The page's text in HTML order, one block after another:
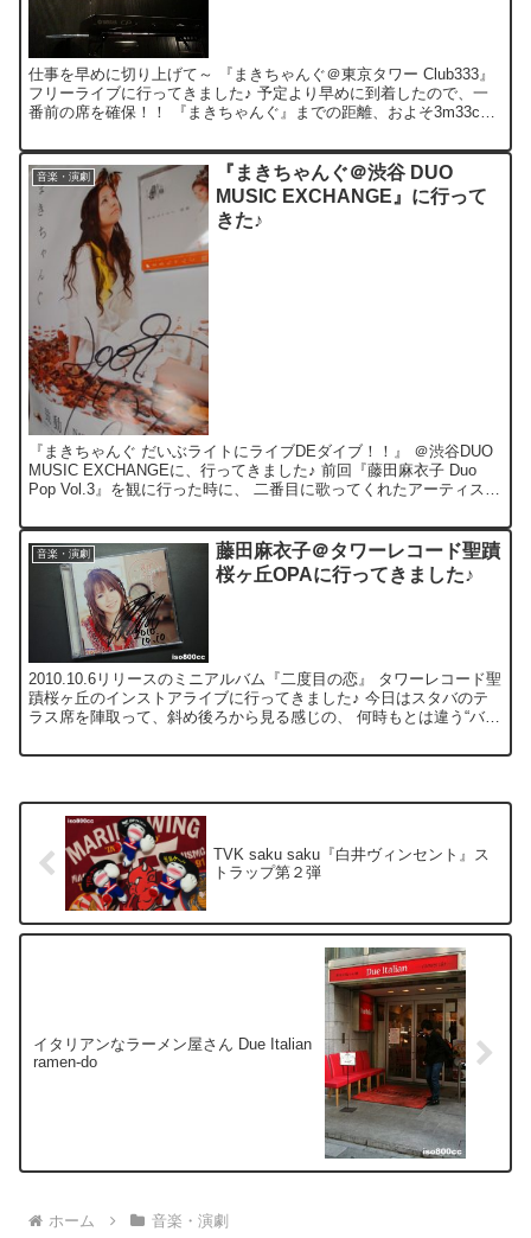
仕事を早めに切り上げて～ 『まきちゃんぐ＠東京タワー Club333』
フリーライブに行ってきました♪ 予定より早めに到着したので、一
番前の席を確保！！ 『まきちゃんぐ』までの距離、およそ3m33cm↑
音楽・演劇
『まきちゃんぐ＠渋谷 DUO
MUSIC EXCHANGE』に行って
きた♪
『まきちゃんぐ だいぶライトにライブDEダイブ！！』 ＠渋谷DUO
MUSIC EXCHANGEに、行ってきました♪ 前回『藤田麻衣子 Duo
Pop Vol.3』を観に行った時に、 二番目に歌ってくれたアーティス
音楽・演劇
藤田麻衣子＠タワーレコード聖蹟
桜ヶ丘OPAに行ってきました♪
2010.10.6リリースのミニアルバム『二度目の恋』 タワーレコード聖
蹟桜ヶ丘のインストアライブに行ってきました♪ 今日はスタバのテ
ラス席を陣取って、斜め後ろから見る感じの、 何時もとは違う“バッ
TVK saku saku『白井ヴィンセント』ス
トラップ第２弾
イタリアンなラーメン屋さん Due Italian
ramen-do
ホーム 音楽・演劇